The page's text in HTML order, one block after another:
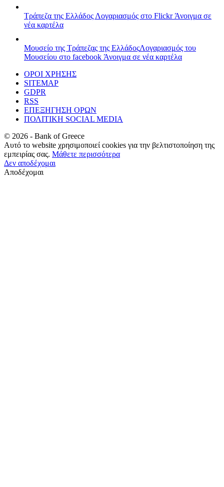
Τράπεζα της Ελλάδος Λογαριασμός στο FlickrΆνοιγμα σε
νέα καρτέλα
Μουσείο της Τράπεζας της ΕλλάδοςΛογαριασμός του
Μουσείου στο facebook Άνοιγμα σε νέα καρτέλα
ΟΡΟΙ ΧΡΗΣΗΣ
SITEMAP
GDPR
RSS
ΕΠΕΞΗΓΗΣΗ ΟΡΩΝ
ΠΟΛΙΤΙΚΗ SOCIAL MEDIA
© 2026 - Bank of Greece
Αυτό το website χρησιμοποιεί cookies για την βελτιστοποίηση της
εμπειρίας σας. Μάθετε περισσότερα
Δεν αποδέχομαι
Αποδέχομαι